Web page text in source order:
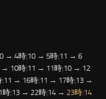
→ 4時:10 → 5時:11 → 6
10時:11 → 11時:10 → 12
→ 16時:11 → 17時:13 →
時:13 → 22時:14 → 23時:14